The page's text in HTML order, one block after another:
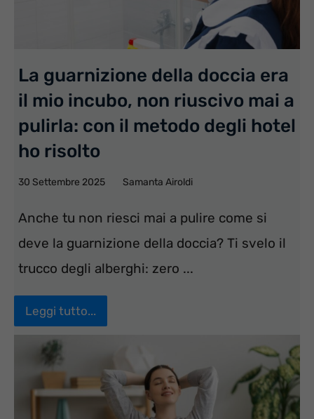
La guarnizione della doccia era
il mio incubo, non riuscivo mai a
pulirla: con il metodo degli hotel
ho risolto
30 Settembre 2025 Samanta Airoldi
Anche tu non riesci mai a pulire come si
deve la guarnizione della doccia? Ti svelo il
trucco degli alberghi: zero ...
Leggi tutto...